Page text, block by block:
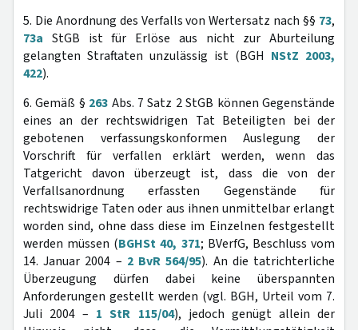
5. Die Anordnung des Verfalls von Wertersatz nach §§ 73,
73a StGB ist für Erlöse aus nicht zur Aburteilung
gelangten Straftaten unzulässig ist (BGH NStZ 2003,
422).
6. Gemäß § 263 Abs. 7 Satz 2 StGB können Gegenstände
eines an der rechtswidrigen Tat Beteiligten bei der
gebotenen verfassungskonformen Auslegung der
Vorschrift für verfallen erklärt werden, wenn das
Tatgericht davon überzeugt ist, dass die von der
Verfallsanordnung erfassten Gegenstände für
rechtswidrige Taten oder aus ihnen unmittelbar erlangt
worden sind, ohne dass diese im Einzelnen festgestellt
werden müssen (BGHSt 40, 371; BVerfG, Beschluss vom
14. Januar 2004 – 2 BvR 564/95). An die tatrichterliche
Überzeugung dürfen dabei keine überspannten
Anforderungen gestellt werden (vgl. BGH, Urteil vom 7.
Juli 2004 – 1 StR 115/04), jedoch genügt allein der